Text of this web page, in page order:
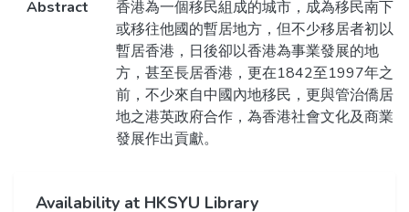
Abstract
香港為一個移民組成的城市，成為移民南下
或移往他國的暫居地方，但不少移居者初以
暫居香港，日後卻以香港為事業發展的地
方，甚至長居香港，更在1842至1997年之
前，不少來自中國內地移民，更與管治僑居
地之港英政府合作，為香港社會文化及商業
發展作出貢獻。
Availability at HKSYU Library